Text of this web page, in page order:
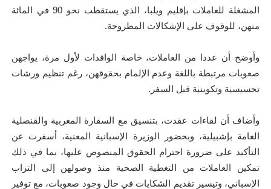
المشغلة للعاملات بإقليم ويلبا، الذي يستقطب نحو 90 في المائة
منهن، للوقوف على الإشكالات المطروحة.
وأوضح أن عددا من العاملات، خاصة الوافدات لأول مرة، يواجهن
صعوبات مرتبطة باللغة وعدم الإلمام بحقوقهن، رغم تنظيم ورشات
تحسيسية وتكوينية قبل السفر.
وأضاف أن لقاءات عقدت، بتنسيق مع السفارة المغربية والقنصلية
العامة بإشبيلية، وبحضور الوزيرة الإسبانية المعنية، أسفرت عن
التأكيد على ضرورة احترام الحقوق المنصوص عليها، بما في ذلك
تمكين العاملات من التغطية الصحية منذ وصولهن إلى التراب
الإسباني، وتيسير تقديم الشكايات في حال وجود صعوبات، مع توفير